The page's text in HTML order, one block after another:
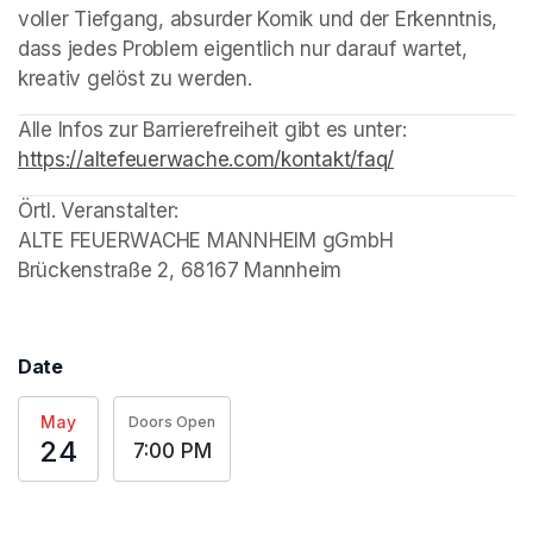
voller Tiefgang, absurder Komik und der Erkenntnis,
dass jedes Problem eigentlich nur darauf wartet,
kreativ gelöst zu werden.
(opens in a new tab)
(opens in a new tab)
(opens in a new tab)
https://altefeuerwache.com/kontakt/faq/
Örtl. Veranstalter:
ALTE FEUERWACHE MANNHEIM gGmbH
Brückenstraße 2, 68167 Mannheim
Date
May
24
Doors Open
7:00 PM